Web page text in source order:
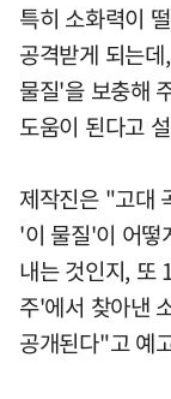
특히 소화력이
공격받게 되는
물질'을 보충해
도움이 된다고
제작진은 "고대
'이 물질'이 어떻
내는 것인지, 또
주'에서 찾아낸
공개된다"고 예